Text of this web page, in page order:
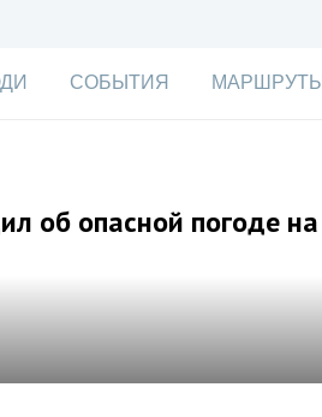
СОБЫТИЯ МАРШРУТЫ
об опасной погоде